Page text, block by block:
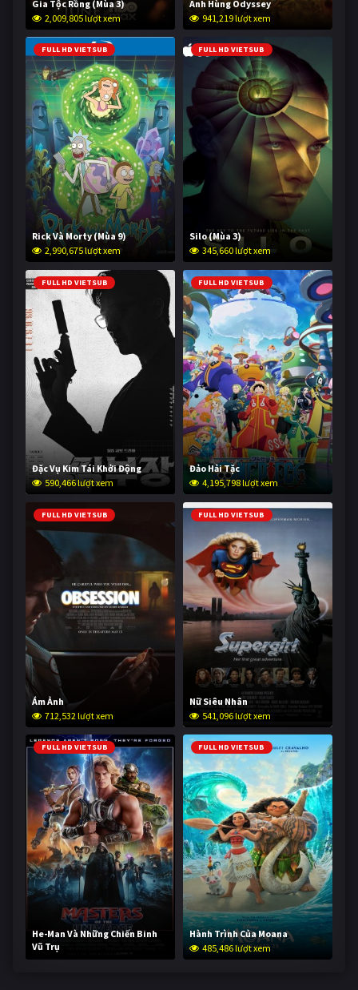
Gia Tộc Rồng (Mùa 3)
2,009,805 lượt xem
Anh Hùng Odyssey
941,219 lượt xem
FULL HD VIETSUB
Rick Và Morty (Mùa 9)
2,990,675 lượt xem
FULL HD VIETSUB
Silo (Mùa 3)
345,660 lượt xem
FULL HD VIETSUB
Đặc Vụ Kim Tái Khởi Động
590,466 lượt xem
FULL HD VIETSUB
Đảo Hải Tặc
4,195,798 lượt xem
FULL HD VIETSUB
Ám Ảnh
712,532 lượt xem
FULL HD VIETSUB
Nữ Siêu Nhân
541,096 lượt xem
FULL HD VIETSUB
He-Man Và Những Chiến Binh
Vũ Trụ
233,233 lượt xem
FULL HD VIETSUB
Hành Trình Của Moana
485,486 lượt xem